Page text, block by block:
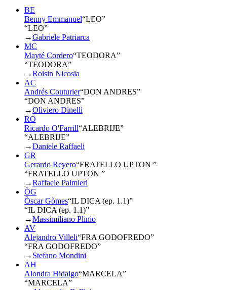
BE
Benny Emmanuel“LEO”
“LEO”
→Gabriele Patriarca
MC
Mayté Cordero“TEODORA”
“TEODORA”
→Roisin Nicosia
AC
Andrés Couturier“DON ANDRES”
“DON ANDRES”
→Oliviero Dinelli
RO
Ricardo O'Farrill“ALEBRIJE”
“ALEBRIJE”
→Daniele Raffaeli
GR
Gerardo Reyero“FRATELLO UPTON ”
“FRATELLO UPTON ”
→Raffaele Palmieri
ÒG
Òscar Gòmes“IL DICA (ep. 1.1)”
“IL DICA (ep. 1.1)”
→Massimiliano Plinio
AV
Alejandro Villeli“FRA GODOFREDO”
“FRA GODOFREDO”
→ Stefano Mondini
AH
Alondra Hidalgo“MARCELA”
“MARCELA”